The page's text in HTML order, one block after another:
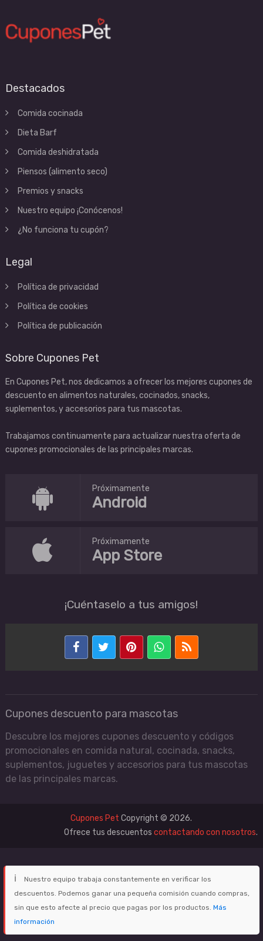
Destacados
Comida cocinada
Dieta Barf
Comida deshidratada
Piensos (alimento seco)
Premios y snacks
Nuestro equipo ¡Conócenos!
¿No funciona tu cupón?
Legal
Política de privacidad
Política de cookies
Política de publicación
Sobre Cupones Pet
En Cupones Pet, nos dedicamos a ofrecer los mejores cupones de
descuento en alimentos naturales, cocinados, snacks,
suplementos, y accesorios para tus mascotas.
Trabajamos continuamente para actualizar nuestra oferta de
cupones promocionales de las principales marcas.
Próximamente
Android
Próximamente
App Store
¡Cuéntaselo a tus amigos!
Cupones descuento para mascotas
Descubre los mejores cupones descuento y códigos
promocionales en comida natural, cocinada, snacks,
suplementos, juguetes y accesorios para tus mascotas
de las principales marcas.
Cupones Pet Copyright © 2026.
Ofrece tus descuentoscontactando con nosotros.
ℹ
Nuestro equipo trabaja constantemente en verificar los
descuentos. Podemos ganar una pequeña comisión cuando compras,
sin que esto afecte al precio que pagas por los productos. Más
información